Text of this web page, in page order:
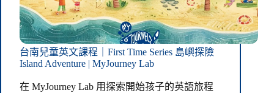
台南兒童英文課程｜First Time Series 島嶼探險
Island Adventure | MyJourney Lab
在 MyJourney Lab 用探索開始孩子的英語旅程